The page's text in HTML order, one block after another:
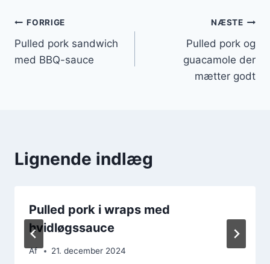
Indlægsnavigation
FORRIGE
Pulled pork sandwich
med BBQ-sauce
NÆSTE
Pulled pork og
guacamole der
mætter godt
Lignende indlæg
Pulled pork i wraps med
hvidløgssauce
Af 21. december 2024